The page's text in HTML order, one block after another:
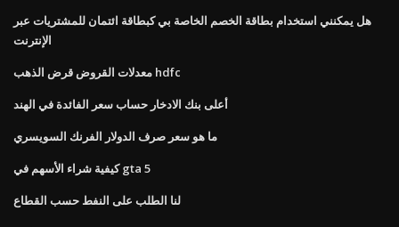
هل يمكنني استخدام بطاقة الخصم الخاصة بي كبطاقة ائتمان للمشتريات عبر
الإنترنت
معدلات القروض قرض الذهب hdfc
أعلى بنك الادخار حساب سعر الفائدة في الهند
ما هو سعر صرف الدولار الفرنك السويسري
كيفية شراء الأسهم في gta 5
لنا الطلب على النفط حسب القطاع